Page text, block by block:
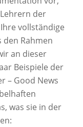
der
vollständige
Rahmen
an dieser
Beispiele der
– Good News
was sie in der